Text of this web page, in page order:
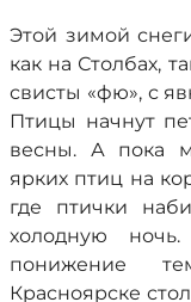
Этой зимой
как на Столбах,
свисты «фю», с
Птицы начнут
весны. А пока
ярких птиц на
где птички
холодную
понижение
Красноярске